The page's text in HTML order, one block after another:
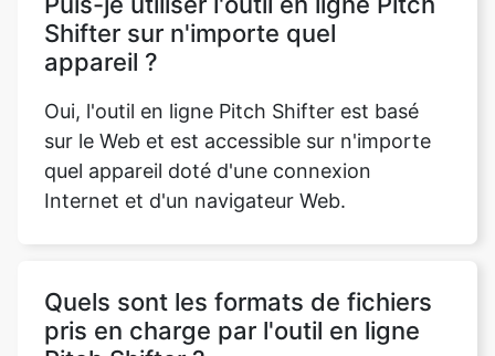
Oui, l'outil en ligne Pitch Shifter est basé
sur le Web et est accessible sur n'importe
quel appareil doté d'une connexion
Internet et d'un navigateur Web.
Quels sont les formats de fichiers
L'outil en ligne Pitch Shifter prend en
charge divers formats de fichiers audio